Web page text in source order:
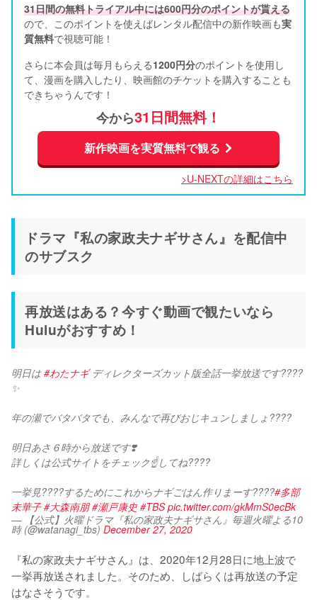
31日間の無料トライアル中には600円分のポイントが貰える
ので、このポイントを使えばレンタル配信中の新作映画も実
質無料で視聴可能！
さらに本会員は毎月もらえる1200円分のポイントを使用し
て、漫画を購入したり、映画館のチケットを購入することも
できちゃうんです！
今から31日間無料！
新作映画を実質無料で観る
>U-NEXTの詳細はこちら
ドラマ『私の家政夫ナギサさん』を配信中
のサブスク
再放送はある？今すぐ動画で観たいなら
Huluがおすすめ！
明日は #わたナギ ディレクターズカット版全話一挙放送です????
✨
年の瀬でバタバタでも、みんなで再びおじキュンしましょ????
明日あさ６時から放送です❣️
詳しくは公式サイトをチェック☝️してね????
一挙見????するためにこれからナギごはん作りまーす????#多部
未華子 #大森南朋 #瀬戸康史 #TBS pic.twitter.com/gkMmS0ecBk
— 【公式】火曜ドラマ『私の家政夫ナギサさん』毎週火曜よる10
時 (@watanagi_tbs) December 27, 2020
『私の家政夫ナギサさん』は、2020年12月28日に地上波で
一挙再放送されました。そのため、しばらくは再放送の予定
はなさそうです。